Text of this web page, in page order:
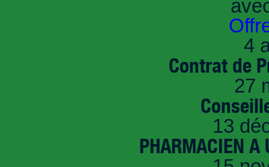
4
Contrat de
27
13
PHARMACIEN A